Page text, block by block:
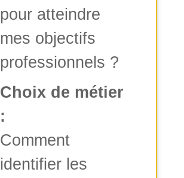
pour atteindre
mes objectifs
professionnels ?
Choix de métier
:
Comment
identifier les